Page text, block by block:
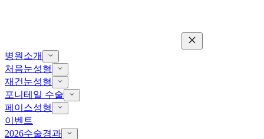
병원소개
처음눈성형
재건눈성형
포니테일 수술
페이스성형
이벤트
2026수술경과